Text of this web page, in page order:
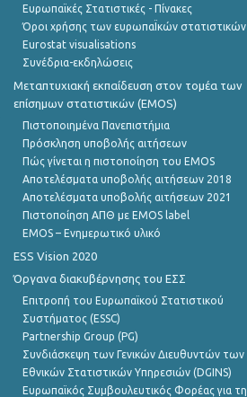
Ευρωπαϊκές Στατιστικές - Πίνακες
Όροι χρήσης των ευρωπαΪκών στατιστικών
Eurostat visualisations
Συνέδρια-εκδηλώσεις
Μεταπτυχιακή εκπαίδευση στον τομέα των
επίσημων στατιστικών (EMOS)
Πιστοποιημένα Πανεπιστήμια
Πρόσκληση υποβολής αιτήσεων
Πώς γίνεται η πιστοποίηση του EMOS
Αποτελέσματα υποβολής αιτήσεων 2018
Αποτελέσματα υποβολής αιτήσεων 2021
Πιστοποίηση ΑΠΘ με EMOS label
EMOS – Ενημερωτικό υλικό
ESS Vision 2020
Όργανα διακυβέρνησης του ΕΣΣ
Επιτροπή του Ευρωπαϊκού Στατιστικού
Συστήματος (ESSC)
Partnership Group (PG)
Συνδιάσκεψη των Γενικών Διευθυντών των
Εθνικών Στατιστικών Υπηρεσιών (DGINS)
Ευρωπαϊκός Συμβουλευτικός Φορέας για τη